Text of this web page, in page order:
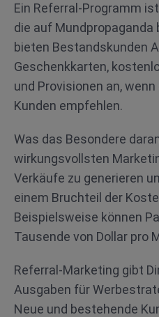
Ein Referral-Programm
die auf Mundpropaganda
bieten Bestandskunden
Geschenkkarten,
und Provisionen an,
Kunden empfehlen.
Was das Besondere
wirkungsvollsten
Verkäufe zu generieren
einem Bruchteil der
Beispielsweise können
Tausende von Dollar pro
Referral-Marketing gibt
Ausgaben für
Neue und bestehende